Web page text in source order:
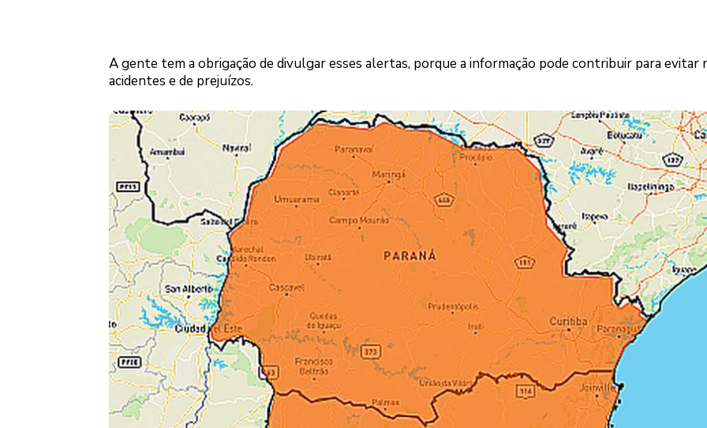
A gente tem a obrigação de divulgar esses alertas, porque a informação pode contribuir para evitar
acidentes e de prejuízos.